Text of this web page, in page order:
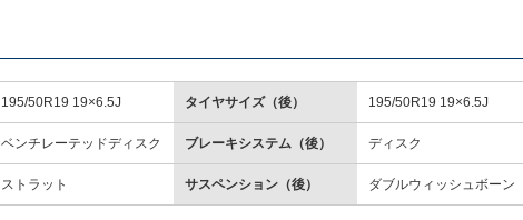
195/50R19 19×6.5J タイヤサイズ（後） 195/50R19 19×6.5J
ベンチレーテッドディスク ブレーキシステム（後） ディスク
ストラット サスペンション（後） ダブルウィッシュボーン